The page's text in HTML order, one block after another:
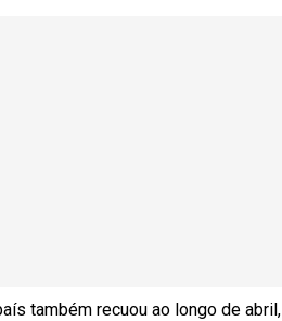
também recuou ao longo de abril,